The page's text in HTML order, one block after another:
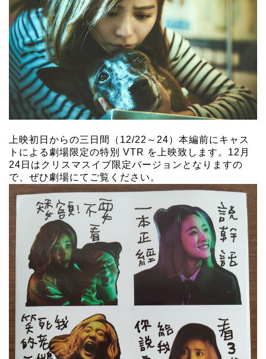
上映初日からの三日間（12/22～24）本編前にキャス
トによる劇場限定の特別 VTR を上映致します。12月
24日はクリスマスイブ限定バージョンとなりますの
で、ぜひ劇場にてご覧ください。